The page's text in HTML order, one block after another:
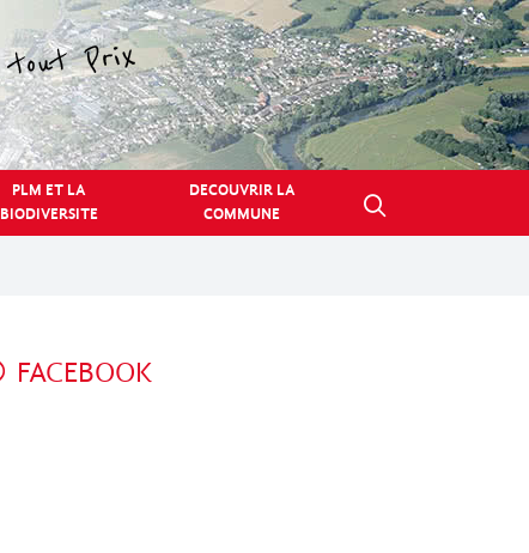
PLM ET LA
BIODIVERSITE
DECOUVRIR LA
COMMUNE
FACEBOOK